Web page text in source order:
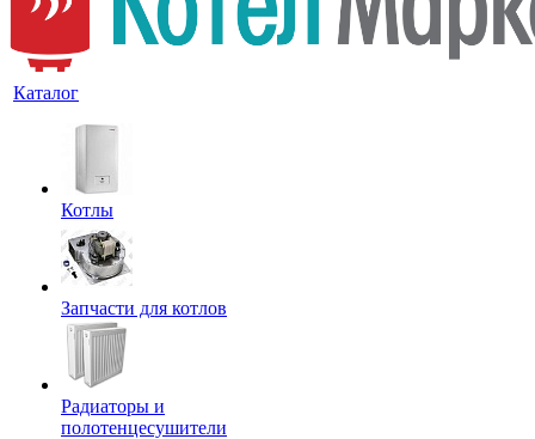
Каталог
Котлы
Запчасти для котлов
Радиаторы и
полотенцесушители